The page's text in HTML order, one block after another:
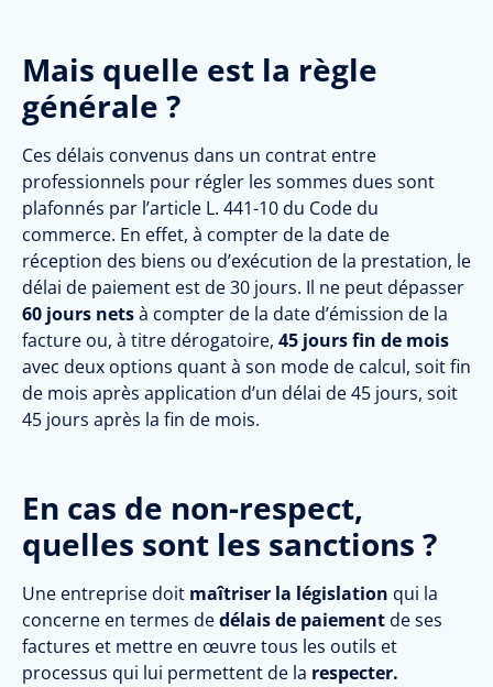
Mais quelle est la règle
générale ?
Ces délais convenus dans un contrat entre
professionnels pour régler les sommes dues sont
plafonnés par l’article L. 441-10 du Code du
commerce. En effet, à compter de la date de
réception des biens ou d’exécution de la prestation, le
délai de paiement est de 30 jours. Il ne peut dépasser
60 jours netsà compter de la date d’émission de la
facture ou, à titre dérogatoire, 45 jours fin de mois
avec deux options quant à son mode de calcul, soit fin
de mois après application d’un délai de 45 jours, soit
45 jours après la fin de mois.
En cas de non-respect,
quelles sont les sanctions ?
Une entreprise doit maîtriser la législation qui la
concerne en termes dedélais de paiement de ses
factures et mettre en œuvre tous les outils et
processus qui lui permettent de la respecter.